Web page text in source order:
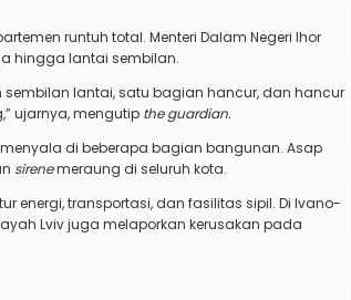
runtuh total. Menteri Dalam Negeri Ihor
hingga lantai sembilan.
lantai, satu bagian hancur, dan hancur
ujarnya, mengutip the guardian.
di beberapa bagian bangunan. Asap
sirenemeraung di seluruh kota.
energi, transportasi, dan fasilitas sipil. Di Ivano-
Lviv juga melaporkan kerusakan pada